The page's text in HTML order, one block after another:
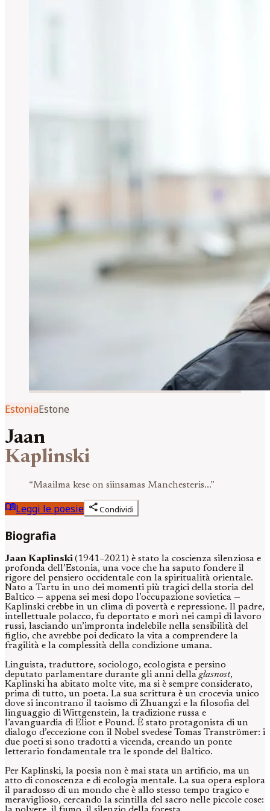
EstoniaEstone
Jaan
Kaplinski
“Maailma kese on siinsamas Manchesteris...”
menu_bookLeggi le poesie shareCondividi
Biografia
Jaan Kaplinski(1941–2021) è stato la coscienza silenziosa e
profonda dell’Estonia, una voce che ha saputo fondere il
rigore del pensiero occidentale con la spiritualità orientale.
Nato a Tartu in uno dei momenti più tragici della storia del
Baltico — appena sei mesi dopo l’occupazione sovietica —
Kaplinski crebbe in un clima di povertà e repressione. Il padre,
intellettuale polacco, fu deportato e morì nei campi di lavoro
russi, lasciando un’impronta indelebile nella sensibilità del
figlio, che avrebbe poi dedicato la vita a comprendere la
fragilità e la complessità della condizione umana.
Linguista, traduttore, sociologo, ecologista e persino
deputato parlamentare durante gli anni dellaglasnost,
Kaplinski ha abitato molte vite, ma si è sempre considerato,
prima di tutto, un poeta. La sua scrittura è un crocevia unico
dove si incontrano il taoismo di Zhuangzi e la filosofia del
linguaggio di Wittgenstein, la tradizione russa e
l’avanguardia di Eliot e Pound. È stato protagonista di un
dialogo d’eccezione con il Nobel svedese Tomas Tranströmer: i
due poeti si sono tradotti a vicenda, creando un ponte
letterario fondamentale tra le sponde del Baltico.
Per Kaplinski, la poesia non è mai stata un artificio, ma un
atto di conoscenza e di ecologia mentale. La sua opera esplora
il paradosso di un mondo che è allo stesso tempo tragico e
meraviglioso, cercando la scintilla del sacro nelle piccole cose: